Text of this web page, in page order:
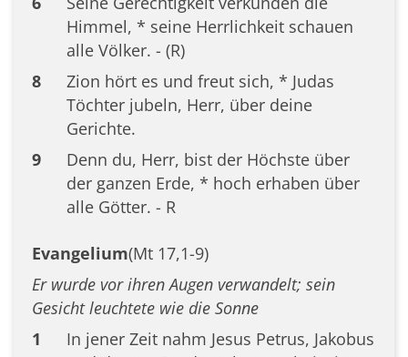
Himmel, * seine Herrlichkeit schauen
alle Völker. - (R)
8
Zion hört es und freut sich, * Judas
Töchter jubeln, Herr, über deine
Gerichte.
9
Denn du, Herr, bist der Höchste über
der ganzen Erde, * hoch erhaben über
alle Götter. - R
Evangelium(Mt 17,1-9)
Er wurde vor ihren Augen verwandelt; sein
Gesicht leuchtete wie die Sonne
1
In jener Zeit nahm Jesus Petrus, Jakobus